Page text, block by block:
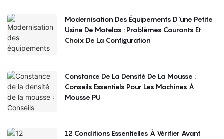
Modernisation Des Équipements D'une Petite
Usine De Matelas : Problèmes Courants Et
Choix De La Configuration
Constance De La Densité De La Mousse :
Conseils Essentiels Pour Les Machines À
Mousse PU
12 Conditions Essentielles À Vérifier Avant